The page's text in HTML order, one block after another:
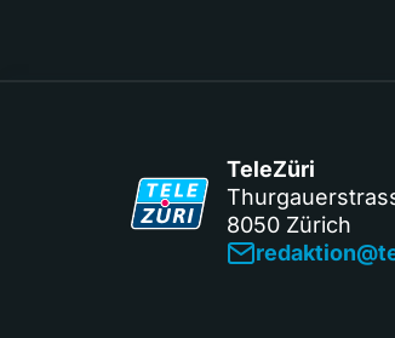
TeleZüri
8050 Zürich